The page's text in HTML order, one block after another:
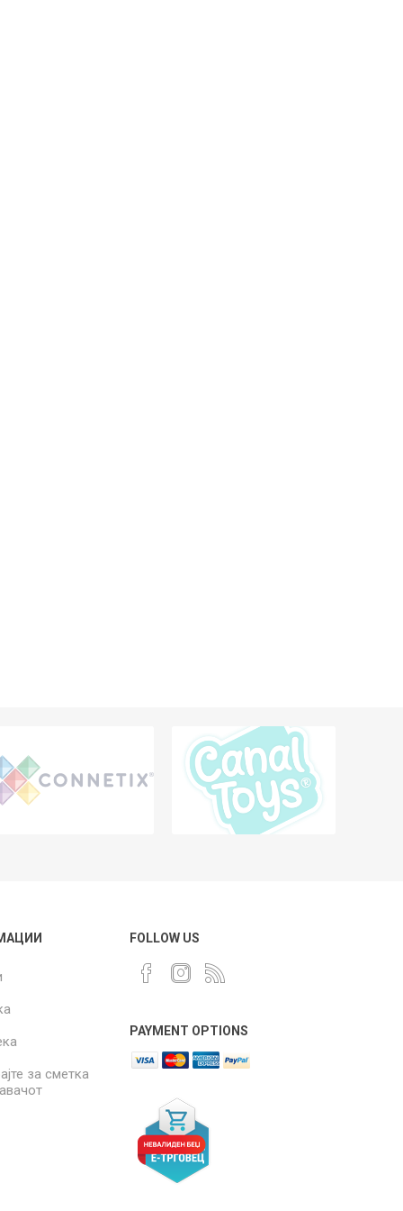
за сметка
FOLLOW US
PAYMENT OPTIONS